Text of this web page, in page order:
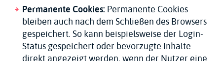
Permanente Cookies: Permanente Cookies
bleiben auch nach dem Schließen des Browsers
gespeichert. So kann beispielsweise der Login-
Status gespeichert oder bevorzugte Inhalte